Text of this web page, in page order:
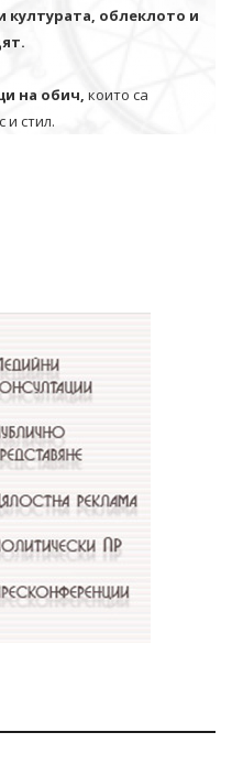
културата, облеклото и
на обич, които са
и стил.